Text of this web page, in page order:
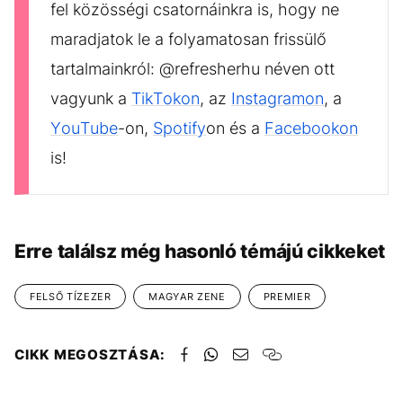
fel közösségi csatornáinkra is, hogy ne
maradjatok le a folyamatosan frissülő
tartalmainkról: @refresherhu néven ott
vagyunk a TikTokon, az Instagramon, a
YouTube-on, Spotifyon és a Facebookon
is!
Erre találsz még hasonló témájú cikkeket
FELSŐ TÍZEZER MAGYAR ZENE PREMIER
CIKK MEGOSZTÁSA: